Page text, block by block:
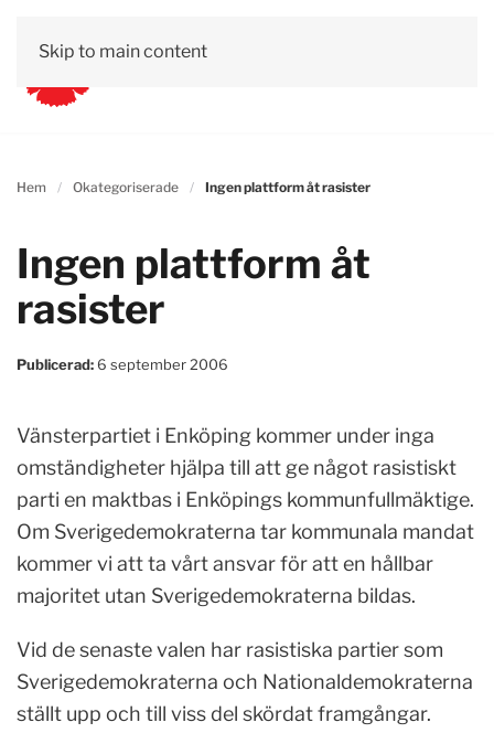
Skip to main content
Hem Okategoriserade Ingen plattform åt rasister
Ingen plattform åt
rasister
Publicerad:6 september 2006
Vänsterpartiet i Enköping kommer under inga
omständigheter hjälpa till att ge något rasistiskt
parti en maktbas i Enköpings kommunfullmäktige.
Om Sverigedemokraterna tar kommunala mandat
kommer vi att ta vårt ansvar för att en hållbar
majoritet utan Sverigedemokraterna bildas.
Vid de senaste valen har rasistiska partier som
Sverigedemokraterna och Nationaldemokraterna
ställt upp och till viss del skördat framgångar.